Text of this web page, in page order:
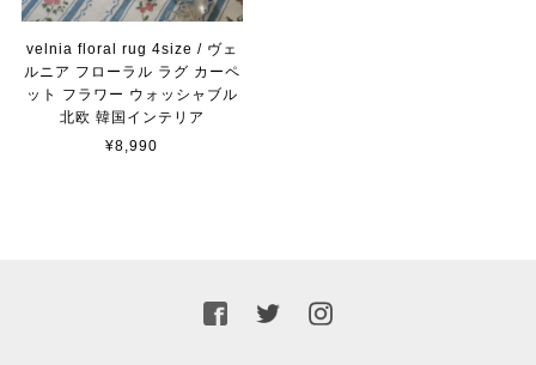
velnia floral rug 4size / ヴェ
ルニア フローラル ラグ カーペ
ット フラワー ウォッシャブル
北欧 韓国インテリア
¥8,990